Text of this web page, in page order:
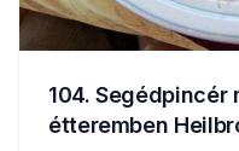
104. Segédpincér
étteremben